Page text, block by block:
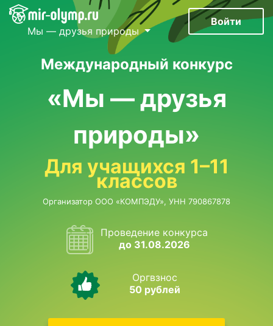
Мы — друзья природы
Войти
Международный конкурс
«Мы — друзья
природы»
Для учащихся 1–11
классов
Организатор ООО «КОМПЭДУ», УНН 790867878
Проведение конкурса
до 31.08.2026
Оргвзнос
50 рублей